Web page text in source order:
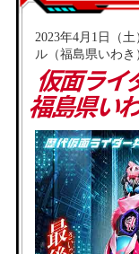
2023年4月1日（
ル（福島県いわ
仮面ライ
福島県い